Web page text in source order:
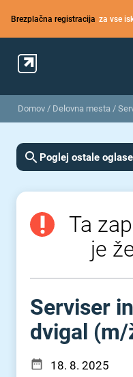
Brezplačna registracija za vse
Domov / Delovna mesta /
Poglej ostale oglase
Ta
je
Serviser
dvigal (m⁠/⁠
18. 8. 2025